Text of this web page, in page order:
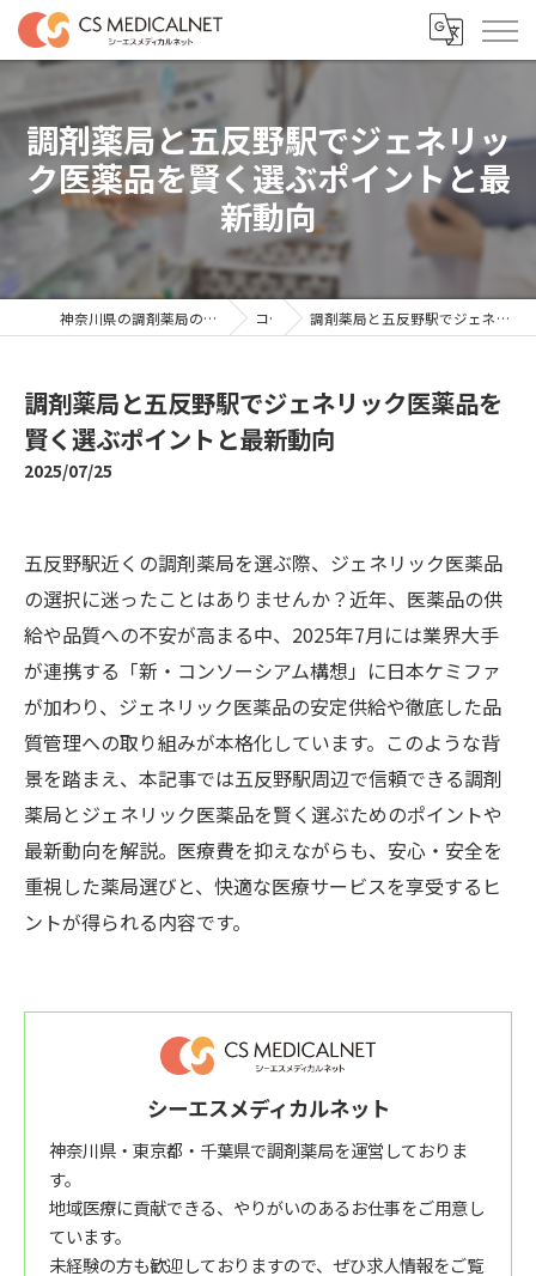
調剤薬局と五反野駅でジェネリッ
ク医薬品を賢く選ぶポイントと最
新動向
神奈川県の調剤薬局の求人ならシーエスメディカルネット コラム 調剤薬局と五反野駅でジェネリック医薬品を賢く選ぶポイントと最新動向
調剤薬局と五反野駅でジェネリック医薬品を
賢く選ぶポイントと最新動向
2025/07/25
五反野駅近くの調剤薬局を選ぶ際、ジェネリック医薬品
の選択に迷ったことはありませんか？近年、医薬品の供
給や品質への不安が高まる中、2025年7月には業界大手
が連携する「新・コンソーシアム構想」に日本ケミファ
が加わり、ジェネリック医薬品の安定供給や徹底した品
質管理への取り組みが本格化しています。このような背
景を踏まえ、本記事では五反野駅周辺で信頼できる調剤
薬局とジェネリック医薬品を賢く選ぶためのポイントや
最新動向を解説。医療費を抑えながらも、安心・安全を
重視した薬局選びと、快適な医療サービスを享受するヒ
ントが得られる内容です。
シーエスメディカルネット
神奈川県・東京都・千葉県で調剤薬局を運営しておりま
す。
地域医療に貢献できる、やりがいのあるお仕事をご用意し
ています。
未経験の方も歓迎しておりますので、ぜひ求人情報をご覧